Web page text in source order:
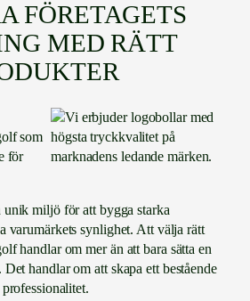
FÖRETAGETS
MED RÄTT
miljö för att bygga starka
varumärkets synlighet. Att välja rätt
handlar om mer än att bara sätta en
handlar om att skapa ett bestående